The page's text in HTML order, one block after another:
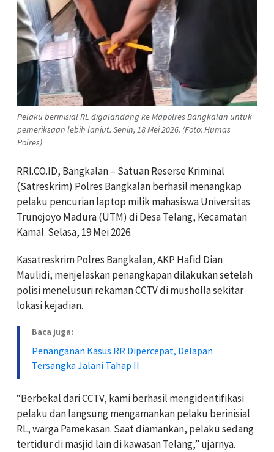
Pelaku berinisial RL digalandang ke Mapolres Bangkalan untuk
pemeriksaan lebih lanjut. Senin, 18 Mei 2026. (Foto: Humas
Polres)
RRI.CO.ID, Bangkalan – Satuan Reserse Kriminal
(Satreskrim) Polres Bangkalan berhasil menangkap
pelaku pencurian laptop milik mahasiswa Universitas
Trunojoyo Madura (UTM) di Desa Telang, Kecamatan
Kamal. Selasa, 19 Mei 2026.
Kasatreskrim Polres Bangkalan, AKP Hafid Dian
Maulidi, menjelaskan penangkapan dilakukan setelah
polisi menelusuri rekaman CCTV di musholla sekitar
lokasi kejadian.
Baca juga:
Penanganan Kasus RR Dipercepat, Delapan
Tersangka Jalani Tahap II
“Berbekal dari CCTV, kami berhasil mengidentifikasi
pelaku dan langsung mengamankan pelaku berinisial
RL, warga Pamekasan. Saat diamankan, pelaku sedang
tertidur di masjid lain di kawasan Telang,” ujarnya.